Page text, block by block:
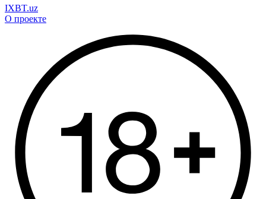
IXBT.uz
О проекте